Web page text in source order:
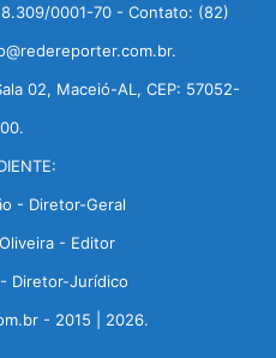
0001-70 - Contato: (82)
02, Maceió-AL, CEP: 57052-
- Diretor-Geral
- Editor
Diretor-Jurídico
- 2015 | 2026.